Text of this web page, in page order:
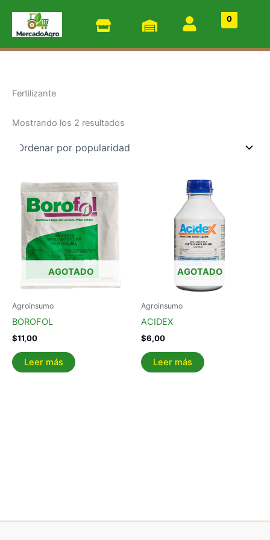
contenido
0
Fertilizante
Mostrando los 2 resultados
popularidad
AGOTADO
Agroinsumo
BOROFOL
$11,00
Leer más
AGOTADO
Agroinsumo
ACIDEX
$6,00
Leer más